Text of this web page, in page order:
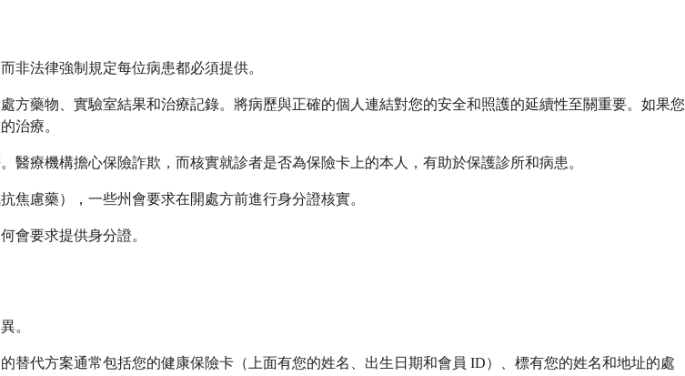
非法律強制規定每位病患都必須提供。
藥物、實驗室結果和治療記錄。將病歷與正確的個人連結對您的安全和照護的延續性至關重要。如果您
治療。
療機構擔心保險詐欺，而核實就診者是否為保險卡上的本人，有助於保護診所和病患。
慮藥），一些州會要求在開處方前進行身分證核實。
會要求提供身分證。
。
代方案通常包括您的健康保險卡（上面有您的姓名、出生日期和會員 ID）、標有您的姓名和地址的處